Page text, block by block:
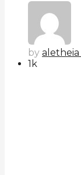
by aletheia
1k